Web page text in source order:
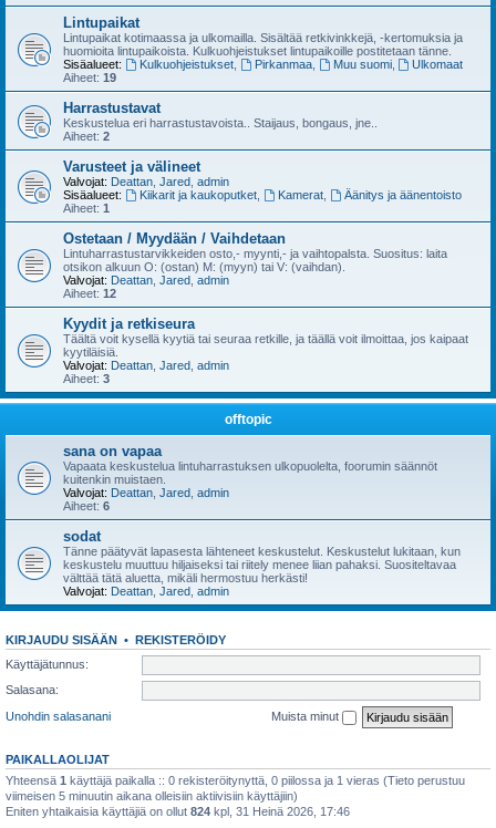
Lintupaikat
Lintupaikat kotimaassa ja ulkomailla. Sisältää retkivinkkejä, -kertomuksia ja
huomioita lintupaikoista. Kulkuohjeistukset lintupaikoille postitetaan tänne.
Sisäalueet:
Kulkuohjeistukset, Pirkanmaa, Muu suomi,
Ulkomaat
Aiheet: 19
Harrastustavat
Keskustelua eri harrastustavoista.. Staijaus, bongaus, jne..
Aiheet: 2
Varusteet ja välineet
Valvojat: Deattan Jared admin
Sisäalueet:
Kiikarit ja kaukoputket, Kamerat,
Äänitys ja äänentoisto
Aiheet: 1
Ostetaan / Myydään / Vaihdetaan
Lintuharrastustarvikkeiden osto,- myynti,- ja vaihtopalsta. Suositus: laita
otsikon alkuun O: (ostan) M: (myyn) tai V: (vaihdan).
Valvojat: Deattan Jared admin
Aiheet: 12
Kyydit ja retkiseura
Täältä voit kysellä kyytiä tai seuraa retkille, ja täällä voit ilmoittaa, jos kaipaat
kyytiläisiä.
Valvojat: Deattan Jared admin
Aiheet: 3
offtopic
sana on vapaa
Vapaata keskustelua lintuharrastuksen ulkopuolelta, foorumin säännöt
kuitenkin muistaen.
Valvojat: Deattan Jared admin
Aiheet: 6
sodat
Tänne päätyvät lapasesta lähteneet keskustelut. Keskustelut lukitaan, kun
keskustelu muuttuu hiljaiseksi tai riitely menee liian pahaksi. Suositeltavaa
välttää tätä aluetta, mikäli hermostuu herkästi!
Valvojat: Deattan Jared admin
KIRJAUDU SISÄÄN • REKISTERÖIDY
Käyttäjätunnus:
Salasana:
Unohdin salasanani
Muista minut
PAIKALLAOLIJAT
Yhteensä 1 käyttäjä paikalla :: 0 rekisteröitynyttä, 0 piilossa ja 1 vieras (Tieto perustuu
viimeisen 5 minuutin aikana olleisiin aktiivisiin käyttäjiin)
Eniten yhtaikaisia käyttäjiä on ollut 824 kpl, 31 Heinä 2026, 17:46